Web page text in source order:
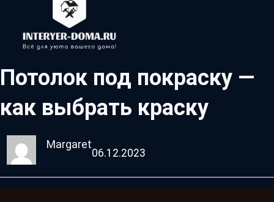
Потолок под покраску —
как выбрать краску
Margaret
06.12.2023